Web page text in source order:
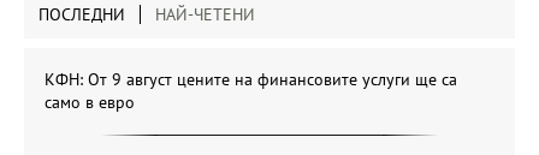
ПОСЛЕДНИ НАЙ-ЧЕТЕНИ
КФН: От 9 август цените на финансовите услуги ще са
само в евро